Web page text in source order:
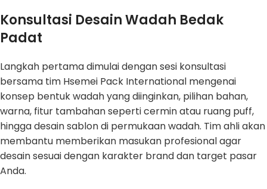
Konsultasi Desain Wadah Bedak
Padat
Langkah pertama dimulai dengan sesi konsultasi
bersama tim Hsemei Pack International mengenai
konsep bentuk wadah yang diinginkan, pilihan bahan,
warna, fitur tambahan seperti cermin atau ruang puff,
hingga desain sablon di permukaan wadah. Tim ahli akan
membantu memberikan masukan profesional agar
desain sesuai dengan karakter brand dan target pasar
Anda.